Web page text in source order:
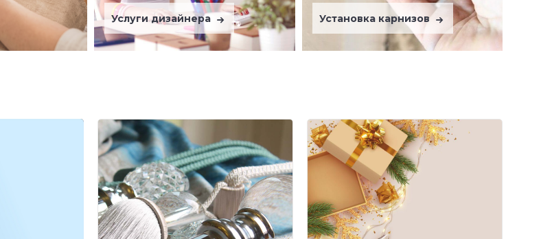
Услуги дизайнера Установка карнизов